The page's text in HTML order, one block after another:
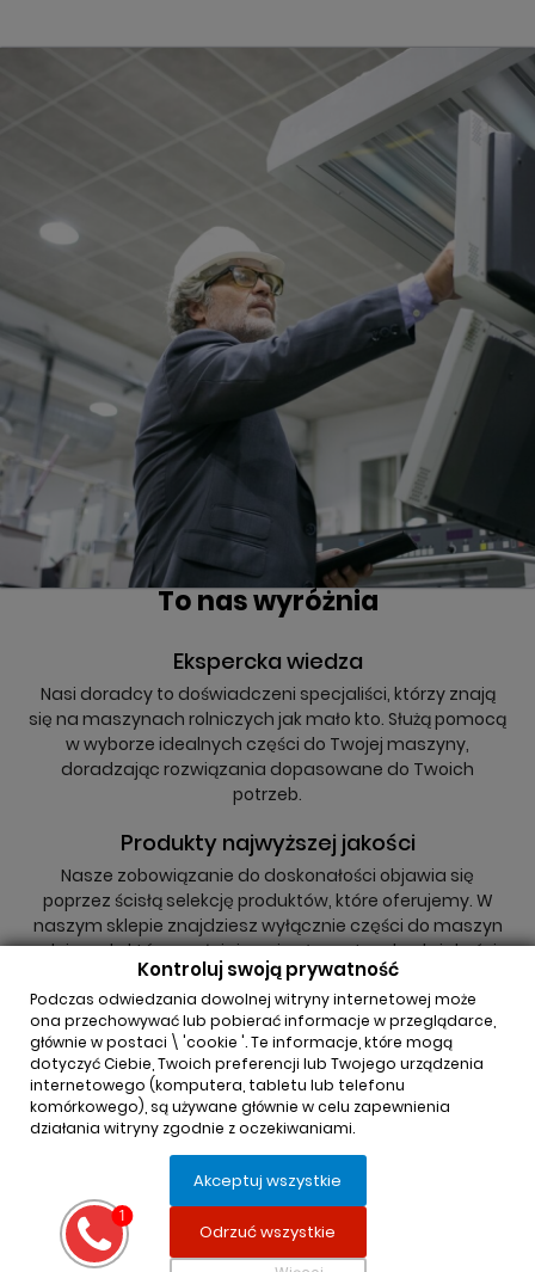
To nas wyróżnia
Ekspercka wiedza
Nasi doradcy to doświadczeni specjaliści, którzy znają
się na maszynach rolniczych jak mało kto. Służą pomocą
w wyborze idealnych części do Twojej maszyny,
doradzając rozwiązania dopasowane do Twoich
potrzeb.
Produkty najwyższej jakości
Nasze zobowiązanie do doskonałości objawia się
poprzez ścisłą selekcję produktów, które oferujemy. W
naszym sklepie znajdziesz wyłącznie części do maszyn
rolniczych, które spełniają najwyższe standardy jakości,
niezależnie od tego, czy są to oryginały, czy zamienniki.
INFORMACJA O SKLEPIE
REGULAMINY
Kontroluj swoją prywatność
Podczas odwiedzania dowolnej witryny internetowej może
ona przechowywać lub pobierać informacje w przeglądarce,
głównie w postaci \ 'cookie '. Te informacje, które mogą
dotyczyć Ciebie, Twoich preferencji lub Twojego urządzenia
internetowego (komputera, tabletu lub telefonu
komórkowego), są używane głównie w celu zapewnienia
działania witryny zgodnie z oczekiwaniami.
Akceptuj wszystkie
Odrzuć wszystkie